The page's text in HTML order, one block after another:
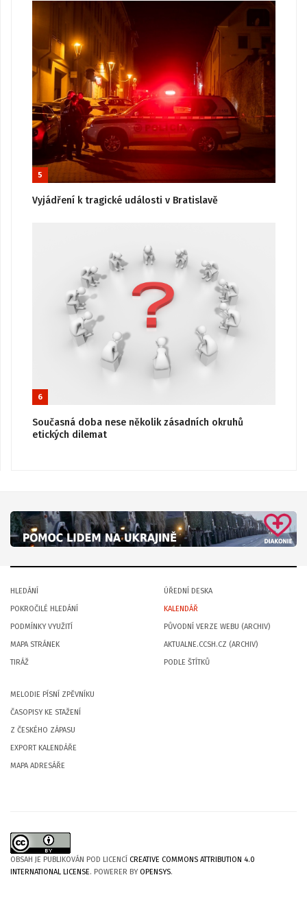
5
Vyjádření k tragické události v Bratislavě
6
Současná doba nese několik zásadních okruhů
etických dilemat
HLEDÁNÍ
POKROČILÉ HLEDÁNÍ
PODMÍNKY VYUŽITÍ
MAPA STRÁNEK
TIRÁŽ
ÚŘEDNÍ DESKA
KALENDÁŘ
PŮVODNÍ VERZE WEBU (ARCHIV)
AKTUALNE.CCSH.CZ (ARCHIV)
PODLE ŠTÍTKŮ
MELODIE PÍSNÍ ZPĚVNÍKU
ČASOPISY KE STAŽENÍ
Z ČESKÉHO ZÁPASU
EXPORT KALENDÁŘE
MAPA ADRESÁŘE
OBSAH JE PUBLIKOVÁN POD LICENCÍ CREATIVE COMMONS ATTRIBUTION 4.0
INTERNATIONAL LICENSE. POWERER BYOPENSYS.